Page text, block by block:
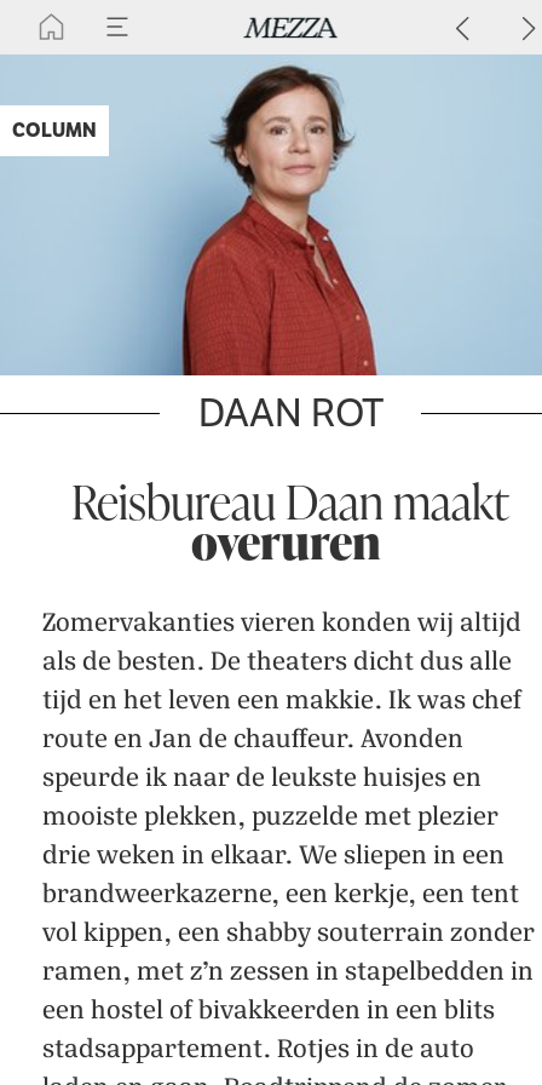
COLUMN
DAAN ROT
Reisbureau Daan maakt
overuren
Zomervakanties vieren konden wij altijd
als de besten. De theaters dicht dus alle
tijd en het leven een makkie. Ik was chef
route en Jan de chauffeur. Avonden
speurde ik naar de leukste huisjes en
mooiste plekken, puzzelde met plezier
drie weken in elkaar. We sliepen in een
brandweerkazerne, een kerkje, een tent
vol kippen, een shabby souterrain zonder
ramen, met z’n zessen in stapelbedden in
een hostel of bivakkeerden in een blits
stadsappartement. Rotjes in de auto